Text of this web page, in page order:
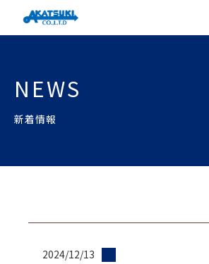
NEWS
新着情報
2024/12/13